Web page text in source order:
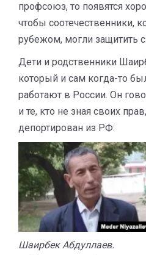
профсоюз, то появятся
чтобы соотечественники,
рубежом, могли защитить
Дети и родственники
который и сам когда-то
работают в России. Он
и те, кто не зная своих
депортирован из РФ:
Шаирбек Абдуллаев.